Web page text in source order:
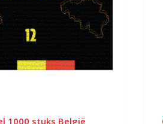
1000 stuks België